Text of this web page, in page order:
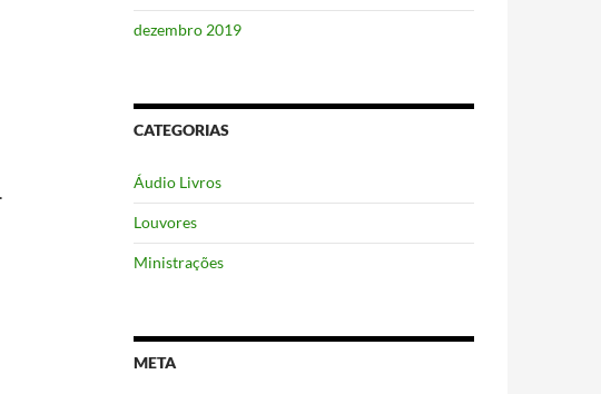
dezembro 2019
CATEGORIAS
Áudio Livros
Louvores
Ministrações
META